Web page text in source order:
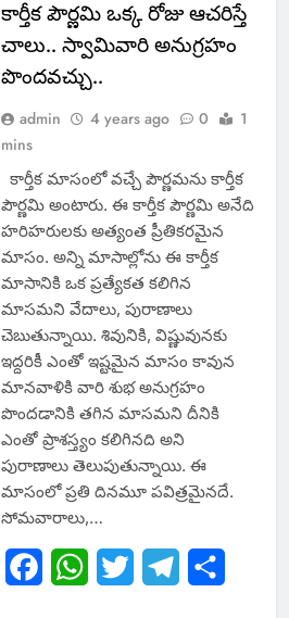
కార్తీక పౌర్ణమి ఒక్క రోజు ఆచరిస్తే
చాలు.. స్వామివారి అనుగ్రహం
పొందవచ్చు..
admin 4 years ago 0
1
mins
కార్తీక మాసంలో వచ్చే పౌర్ణమను కార్తీక
పౌర్ణమి అంటారు. ఈ కార్తీక పౌర్ణమి అనేది
హరిహరులకు అత్యంత ప్రీతికరమైన
మాసం. అన్ని మాసాల్లోను ఈ కార్తీక
మాసానికి ఒక ప్రత్యేకత కలిగిన
మాసమని వేదాలు, పురాణాలు
చెబుతున్నాయి. శివునికి, విష్ణువునకు
ఇద్దరికీ ఎంతో ఇష్టమైన మాసం కావున
మానవాళికి వారి శుభ అనుగ్రహం
పొందడానికి తగిన మాసమని దీనికి
ఎంతో ప్రాశస్త్యం కలిగినది అని
పురాణాలు తెలుపుతున్నాయి. ఈ
మాసంలో ప్రతి దినమూ పవిత్రమైనదే.
సోమవారాలు,…
FacebookWhatsApp
Twitter Telegram